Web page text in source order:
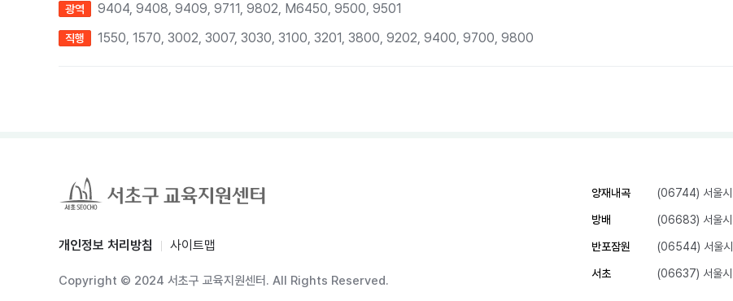
광역 9404, 9408, 9409, 9711, 9802, M6450, 9500, 9501
직행 1550, 1570, 3002, 3007, 3030, 3100, 3201, 3800, 9202, 9400, 9700, 9800
개인정보 처리방침 사이트맵
양재내곡 (06744) 서울시
방배 (06683) 서울시
반포잠원 (06544) 서울시
서초 (06637) 서울시
Copyright © 2024 서초구 교육지원센터. All Rights Reserved.